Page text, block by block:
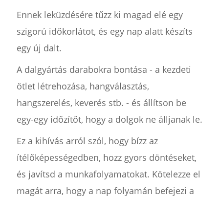
Ennek leküzdésére tűzz ki magad elé egy
szigorú időkorlátot, és egy nap alatt készíts
egy új dalt.
A dalgyártás darabokra bontása - a kezdeti
ötlet létrehozása, hangválasztás,
hangszerelés, keverés stb. - és állítson be
egy-egy időzítőt, hogy a dolgok ne álljanak le.
Ez a kihívás arról szól, hogy bízz az
ítélőképességedben, hozz gyors döntéseket,
és javítsd a munkafolyamatokat. Kötelezze el
magát arra, hogy a nap folyamán befejezi a